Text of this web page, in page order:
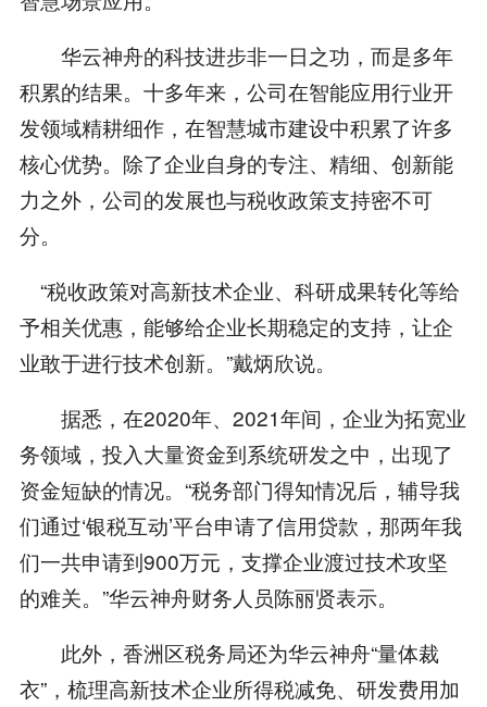
华云神舟的科技进步非一日之功，而是多年
积累的结果。十多年来，公司在智能应用行业开
发领域精耕细作，在智慧城市建设中积累了许多
核心优势。除了企业自身的专注、精细、创新能
力之外，公司的发展也与税收政策支持密不可
分。
“税收政策对高新技术企业、科研成果转化等给
予相关优惠，能够给企业长期稳定的支持，让企
业敢于进行技术创新。”戴炳欣说。
据悉，在2020年、2021年间，企业为拓宽业
务领域，投入大量资金到系统研发之中，出现了
资金短缺的情况。“税务部门得知情况后，辅导我
们通过‘银税互动’平台申请了信用贷款，那两年我
们一共申请到900万元，支撑企业渡过技术攻坚
的难关。”华云神舟财务人员陈丽贤表示。
此外，香洲区税务局还为华云神舟“量体裁
衣”，梳理高新技术企业所得税减免、研发费用加